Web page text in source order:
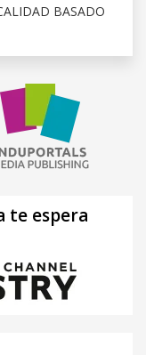
BASADO
te espera